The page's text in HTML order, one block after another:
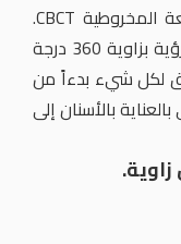
ادخل إلى المستقبل مع التصوير بالأشعة المخروطية CBCT.
توفر هذه الأداة التشخيصية المتطورة رؤية بزاوية 360 درجة
لكل شيء بدءاً من
بالأسنان إلى